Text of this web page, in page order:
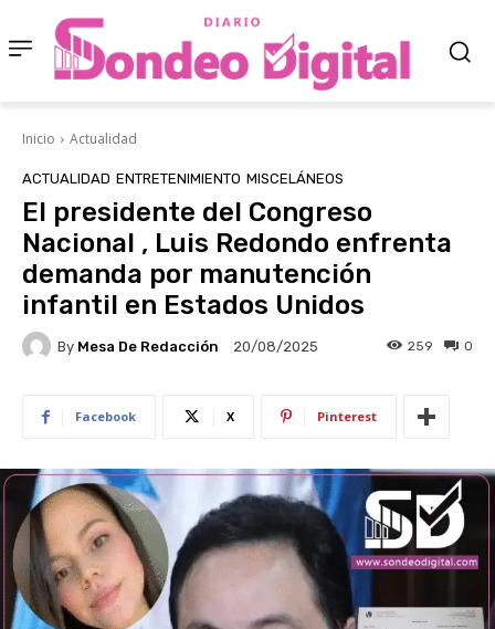
Inicio Actualidad
ACTUALIDAD ENTRETENIMIENTO MISCELÁNEOS
El presidente del Congreso
Nacional , Luis Redondo enfrenta
demanda por manutención
infantil en Estados Unidos
By Mesa De Redacción 20/08/2025 0
259
Facebook X Pinterest